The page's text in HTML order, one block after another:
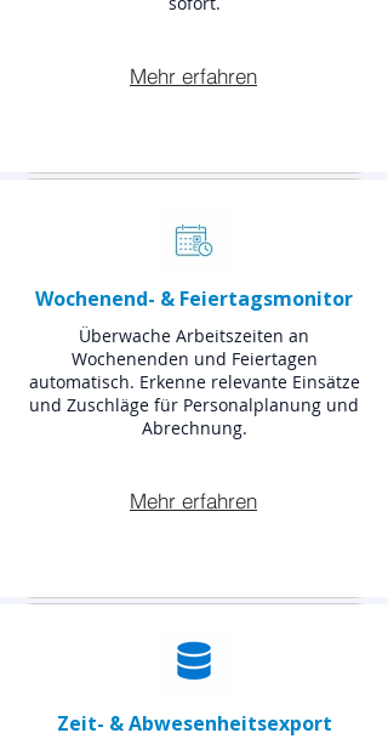
Mehr erfahren
Wochenend- & Feiertagsmonitor
Überwache Arbeitszeiten an
Wochenenden und Feiertagen
automatisch. Erkenne relevante Einsätze
und Zuschläge für Personalplanung und
Abrechnung.
Mehr erfahren
Zeit- & Abwesenheitsexport